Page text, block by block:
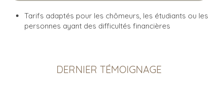
Tarifs adaptés pour les chômeurs, les étudiants ou les
personnes ayant des difficultés financières
DERNIER TÉMOIGNAGE